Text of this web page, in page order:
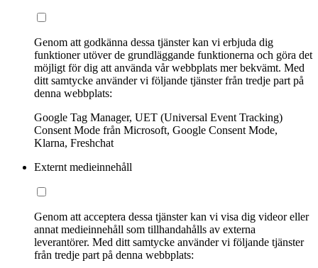
Genom att godkänna dessa tjänster kan vi erbjuda dig
funktioner utöver de grundläggande funktionerna och göra det
möjligt för dig att använda vår webbplats mer bekvämt. Med
ditt samtycke använder vi följande tjänster från tredje part på
denna webbplats:
Google Tag Manager, UET (Universal Event Tracking)
Consent Mode från Microsoft, Google Consent Mode,
Klarna, Freshchat
Externt medieinnehåll
Genom att acceptera dessa tjänster kan vi visa dig videor eller
annat medieinnehåll som tillhandahålls av externa
leverantörer. Med ditt samtycke använder vi följande tjänster
från tredje part på denna webbplats: